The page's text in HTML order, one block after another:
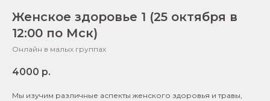
Женское здоровье 1 (25 октября в
12:00 по Мск)
Онлайн в малых группах
4000 р.
Мы изучим различные аспекты женского здоровья и травы,